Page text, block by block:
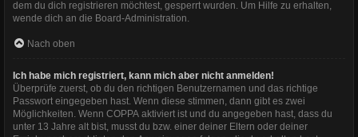
dem du dich registrieren möchtest, gesperrt wurden. Um Hilfe zu erhalten,
wende dich an die Board-Administration.
Nach oben
Ich habe mich registriert, kann mich aber nicht anmelden!
Überprüfe zuerst, ob du den richtigen Benutzernamen und das richtige
Passwort eingegeben hast. Wenn diese stimmen, dann gibt es zwei
Möglichkeiten. Wenn COPPA aktiviert ist und du angegeben hast, dass du
unter 13 Jahre alt bist, musst du bzw. einer deiner Eltern oder deiner